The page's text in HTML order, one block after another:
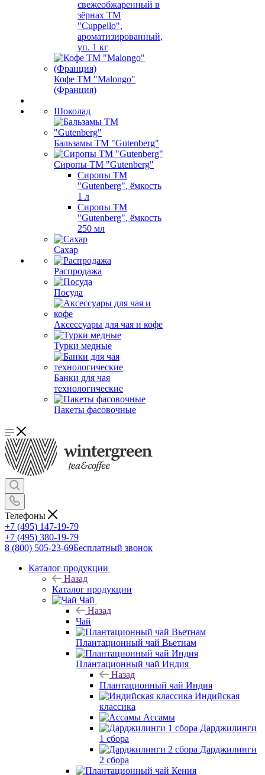
свежеобжаренный в
зёрнах ТМ
"Cuppello",
ароматизированный,
уп. 1 кг
Кофе ТМ "Malongo"
(Франция)
Шоколад
Бальзамы ТМ "Gutenberg"
Сиропы ТМ "Gutenberg"
Сиропы ТМ
"Gutenberg", ёмкость
1 л
Сиропы ТМ
"Gutenberg", ёмкость
250 мл
Сахар
Распродажа
Посуда
Аксессуары для чая и кофе
Турки медные
Банки для чая
технологические
Пакеты фасовочные
Телефоны
+7 (495) 147-19-79
+7 (495) 380-19-79
8 (800) 505-23-69Бесплатный звонок
Каталог продукции
Назад
Каталог продукции
Чай
Назад
Чай
Плантационный чай Вьетнам
Плантационный чай Индия
Назад
Плантационный чай Индия
Индийская
классика
Ассамы
Дарджилинги
1 сбора
Дарджилинги
2 сбора